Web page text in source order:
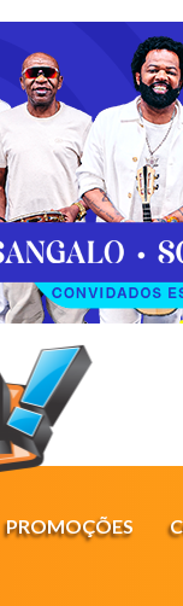
PROMOÇÕES